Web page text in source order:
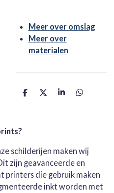
Meer over omslag
Meer over
materialen
D
D
S
D
schilderijen maken wij
zijn geavanceerde en
die gebruik maken
inkt worden met